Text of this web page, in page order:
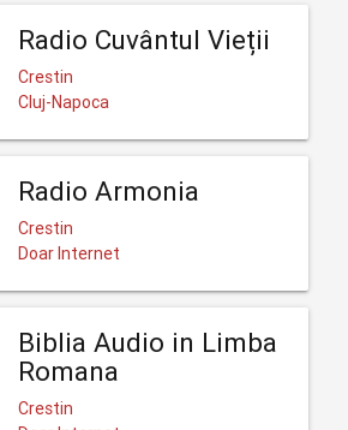
Radio Cuvântul Vieții
Crestin
Cluj-Napoca
Radio Armonia
Crestin
Doar Internet
Biblia Audio in Limba
Romana
Crestin